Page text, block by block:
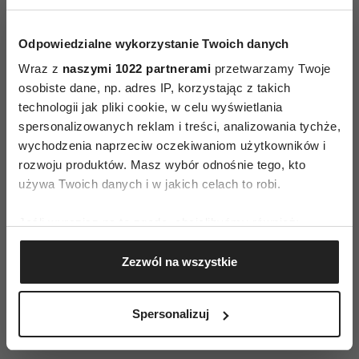
Odpowiedzialne wykorzystanie Twoich danych
Wraz z naszymi 1022 partnerami przetwarzamy Twoje
osobiste dane, np. adres IP, korzystając z takich
technologii jak pliki cookie, w celu wyświetlania
spersonalizowanych reklam i treści, analizowania tychże,
wychodzenia naprzeciw oczekiwaniom użytkowników i
rozwoju produktów. Masz wybór odnośnie tego, kto
używa Twoich danych i w jakich celach to robi.
Gromadzić dane dotyczące Twojej lokalizacji
geograficznej z dokładnością nawet do kilku metrów
Identyfikować Twoje urządzenie, aktywnie
(fingerprinting, czyli wirtualny odcisk palca)
Zezwól na wszystkie
Spersonalizuj
kluczowe jest zapewnienie jej członkom
możliwie najwyższego komfortu psychicznego.
Dzięki wielotygodniowej pracy z psychologiem
zawodnicy mogą poczuć się silniejsi
psychicznie. Zróżnicowanie ekipy przynosi
efekty w sytuacjach kryzysowych i odciąża
lidera. Członkowie drużyny, ponieważ wiedzą, że
mogą na sobie polegać, tworzą mocną grupę na
i bliskich jest wytworzenie atmosfery pełnej
spełnione, zawodnicy maja szansę osiągnąć
pełnię swoich możliwości podczas występów.
Wtedy mają realną szansę w walce o tytuł
mistrzów.